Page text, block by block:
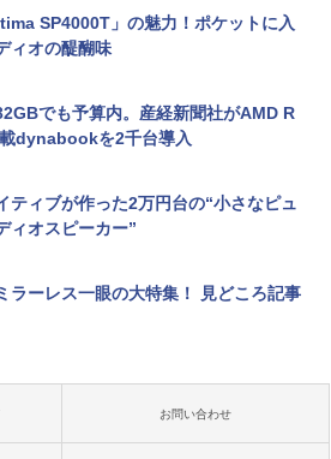
SP4000T」の魅力！ポケットに入
ィオの醍醐味
でも予算内。産経新聞社がAMD R
dynabookを2千台導入
ティブが作った2万円台の“小さなピュ
ィオスピーカー”
ラーレス一眼の大特集！ 見どころ記事
お問い合わせ